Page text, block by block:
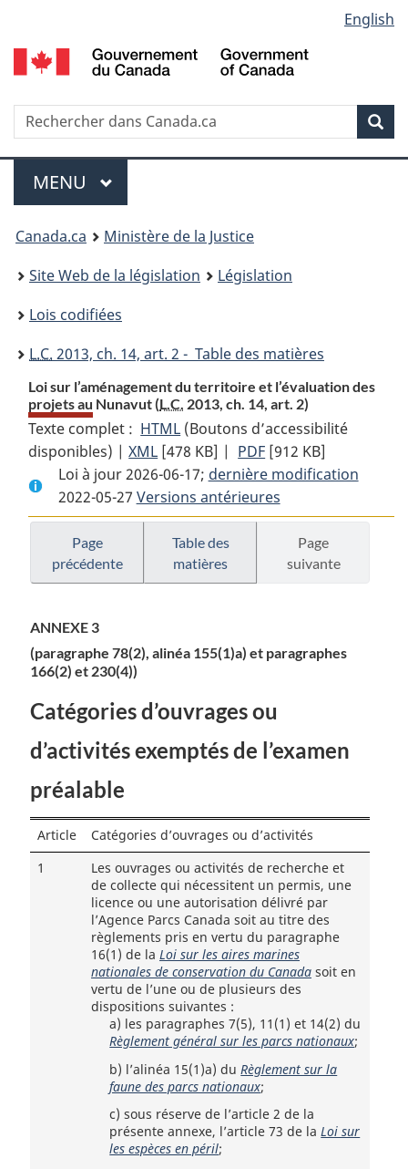
au
contenu
propos
de
la
HTML
simplifiée
selection
English
Recherche
Menu
MENU PRINCIPAL
You
are
here:
Canada.ca
Ministère de la Justice
Site Web de la législation
Législation
Lois codifiées
L.C. 2013, ch. 14, art. 2 - Table des matières
Loi sur l’aménagement du territoire et l’évaluation des
projets au Nunavut (L.C. 2013, ch. 14, art. 2)
Texte complet : HTML Texte
complet
:
Loi
sur
l’aménagement
du
territoire
des
Nunavut
(Boutons d’accessibilité
disponibles) |XML Texte
complet
:
Loi
sur
l’aménagement
du
l’évaluation
projets
au
Nunavut
[478 KB] | PDF Texte
complet
:
Loi
l’aménagement
l’évaluation
au
Nunavut
[912 KB]
Loi à jour 2026-06-17; dernière modification
2022-05-27 Versions antérieures
Page
précédente
Table des
matières
Page
suivante
ANNEXE 3
(paragraphe 78(2), alinéa 155(1)a) et paragraphes
166(2) et 230(4))
Catégories d’ouvrages ou
d’activités exemptés de l’examen
préalable
Article
Catégories d’ouvrages ou d’activités
1
Les ouvrages ou activités de recherche et
de collecte qui nécessitent un permis, une
licence ou une autorisation délivré par
l’Agence Parcs Canada soit au titre des
règlements pris en vertu du paragraphe
16(1) de la Loi sur les aires marines
nationales de conservation du Canada soit en
vertu de l’une ou de plusieurs des
dispositions suivantes :
a) les paragraphes 7(5), 11(1) et 14(2) du
Règlement général sur les parcs nationaux;
b) l’alinéa 15(1)a) duRèglement sur la
faune des parcs nationaux;
c) sous réserve de l’article 2 de la
présente annexe, l’article 73 de laLoi sur
les espèces en péril;